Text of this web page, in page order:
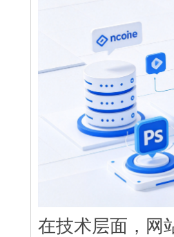
在技术层面，网